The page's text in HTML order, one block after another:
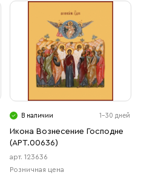
В наличии 1-30 дней
Икона Вознесение Господне
(АРТ.00636)
арт. 123636
Розничная цена